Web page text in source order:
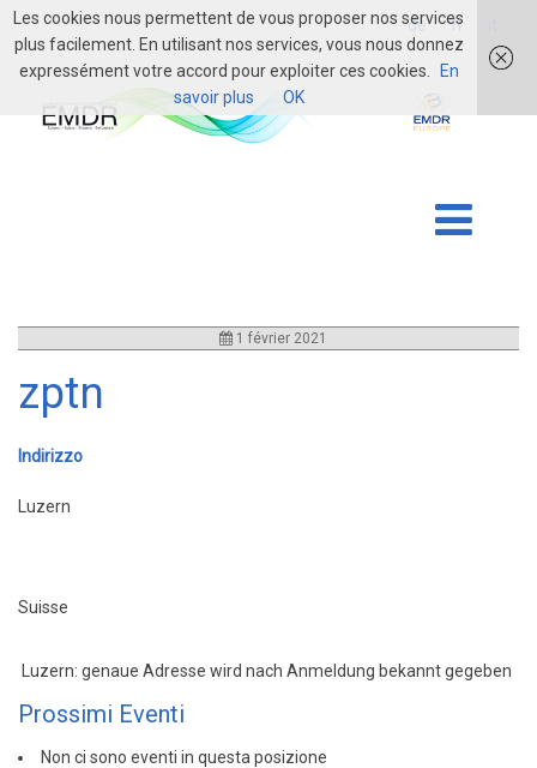
login de fr
1 février 2021
zptn
Indirizzo
Luzern
Suisse
Luzern: genaue Adresse wird nach Anmeldung bekannt gegeben
Prossimi Eventi
Non ci sono eventi in questa posizione
Les cookies nous permettent de vous proposer nos services
plus facilement. En utilisant nos services, vous nous donnez
expressément votre accord pour exploiter ces cookies.
En
savoir plus
OK